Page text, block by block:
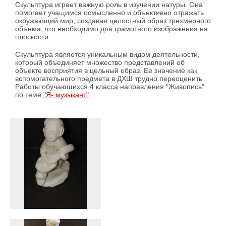
Скульптура играет важную роль в изучении натуры. Она
помогает учащимся осмысленно и объективно отражать
окружающий мир, создавая целостный образ трехмерного
объема, что необходимо для грамотного изображения на
плоскости.
Скульптура является уникальным видом деятельности,
который объединяет множество представлений об
объекте восприятия в цельный образ. Ее значение как
вспомогательного предмета в ДХШ трудно переоценить.
Работы обучающихся 4 класса направления "Живопись"
по теме "Я- музыкант"